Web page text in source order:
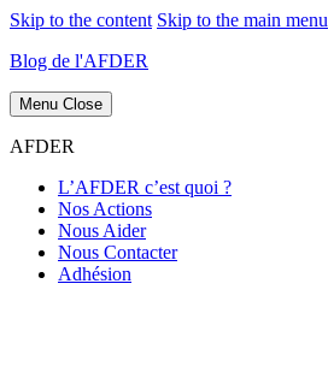
Skip to the content Skip to the main menu
Blog de l'AFDER
Menu Close
AFDER
L’AFDER c’est quoi ?
Nos Actions
Nous Aider
Nous Contacter
Adhésion